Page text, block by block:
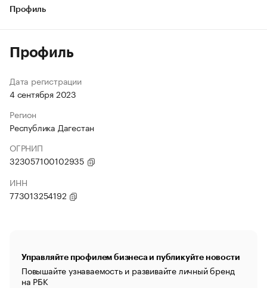
Профиль
Профиль
Дата регистрации
4 сентября 2023
Регион
Республика Дагестан
ОГРНИП
323057100102935
ИНН
773013254192
Управляйте профилем бизнеса и публикуйте новости
Повышайте узнаваемость и развивайте личный бренд
на РБК